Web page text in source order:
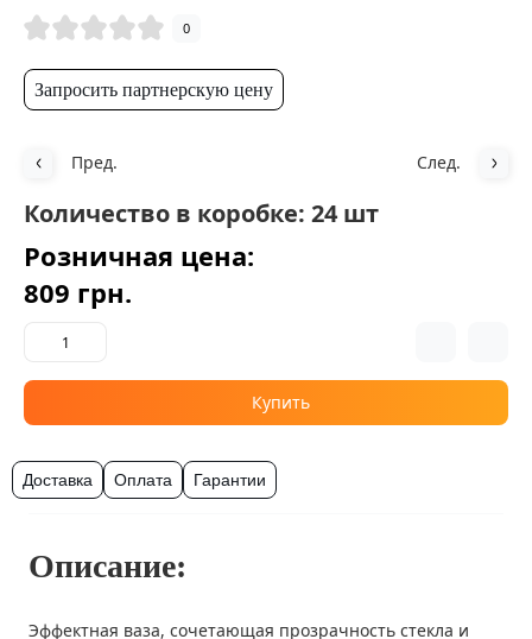
0
Запросить партнерскую цену
Пред. След.
Количество в коробке: 24 шт
Розничная цена:
809 грн.
Купить
Доставка Оплата Гарантии
Описание:
Эффектная ваза, сочетающая прозрачность стекла и